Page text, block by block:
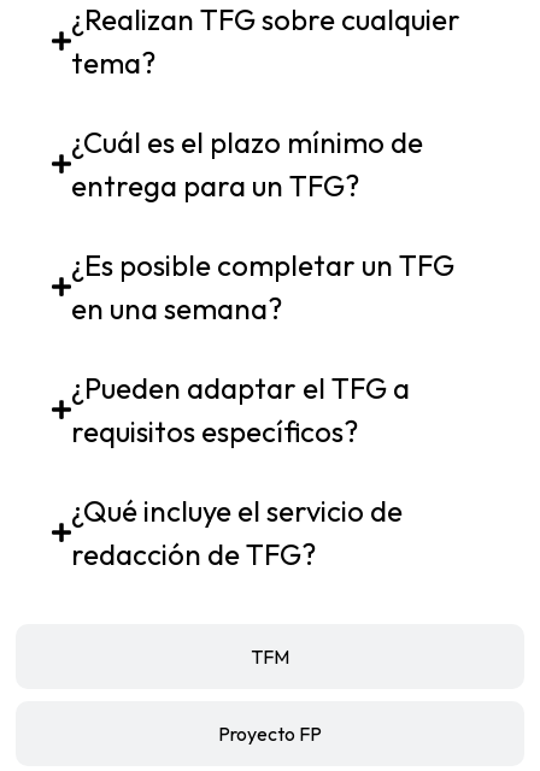
TFM
Proyecto FP
¿Realizan TFG sobre cualquier
tema?
¿Cuál es el plazo mínimo de
entrega para un TFG?
¿Es posible completar un TFG
en una semana?
¿Pueden adaptar el TFG a
requisitos específicos?
¿Qué incluye el servicio de
redacción de TFG?